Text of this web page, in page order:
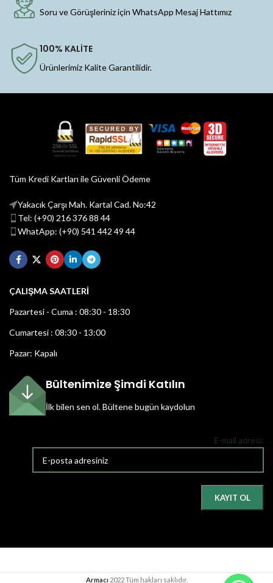
Soru ve Görüşleriniz için WhatsApp Mesaj Hattımız
100% KALİTE
Ürünlerimiz Kalite Garantilidir.
Tüm Kredi Kartları ile Güvenli Ödeme
Yakacık Çarşı Mah. Kartal Cad. No:42
Tel: (+90) 216 376 88 44
WhatApp: (+90) 541 442 49 44
ÇALIŞMA SAATLERİ
Pazartesi - Cuma : 08:30 - 18:30
Cumartesi : 08:30 - 13:00
Pazar: Kapalı
Bültenimize Şimdi Katılın
İlk bilen sen ol.Bültene bugün kaydolun
E-mail adresi:
Armacı 2022 Tüm hakları saklıdır.